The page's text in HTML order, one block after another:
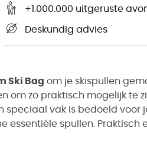
+1.000.000 uitgeruste
Deskundig advies
Ski Bag om je skispullen
om zo praktisch mogelijk te
speciaal vak is bedoeld voor
essentiële spullen. Praktisch